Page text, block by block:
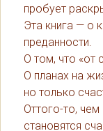
пробует
Эта книга — о
преданности.
О том, что «от
О планах на
но только
Оттого-то,
становятся